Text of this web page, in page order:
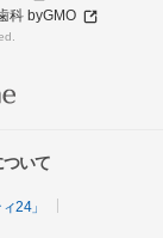
科 byGMO
いて
24」